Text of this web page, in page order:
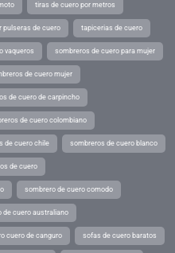
tiras de cuero por metros
pulseras de cuero tapicerias de cuero
vaqueros sombreros de cuero para mujer
de cuero mujer
de cuero de carpincho
de cuero colombiano
de cuero chile sombreros de cuero blanco
de cuero
sombrero de cuero comodo
de cuero australiano
cuero de canguro sofas de cuero baratos